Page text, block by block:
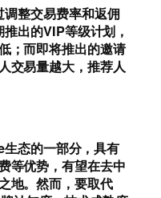
整交易费率和返佣
出的VIP等级计划，
；而即将推出的邀请
交易量越大，推荐人
态的一部分，具有
等优势，有望在去中
地。然而，要取代